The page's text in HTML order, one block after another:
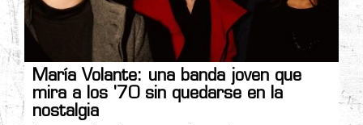
María Volante: una banda joven que
mira a los '70 sin quedarse en la
nostalgia